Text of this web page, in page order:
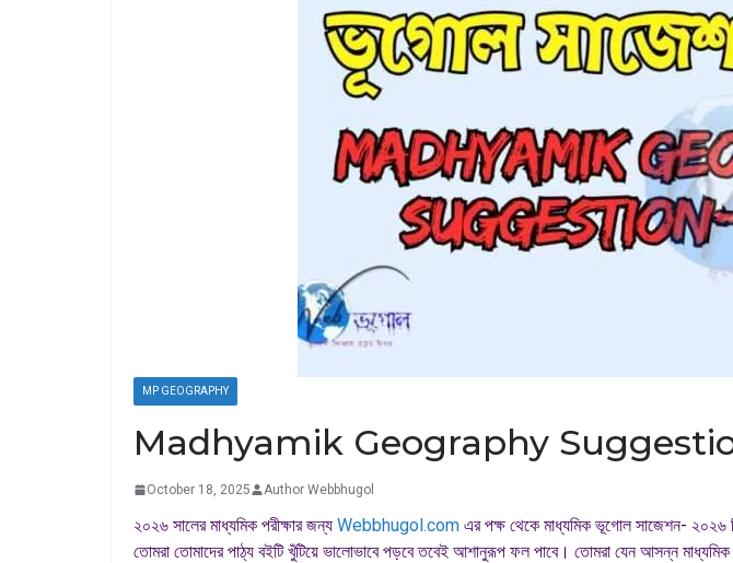
MP GEOGRAPHY
Madhyamik Geography Suggestion-
October 18, 2025 Author Webbhugol
২০২৬ সালের মাধ্যমিক পরীক্ষার জন্য Webbhugol.com এর পক্ষ থেকে মাধ্যমিক ভূগোল সাজেশন- ২০২৬
তোমরা তোমাদের পাঠ্য বইটি খুঁটিয়ে ভালোভাবে পড়বে তবেই আশানুরূপ ফল পাবে। তোমরা যেন আসন্ন